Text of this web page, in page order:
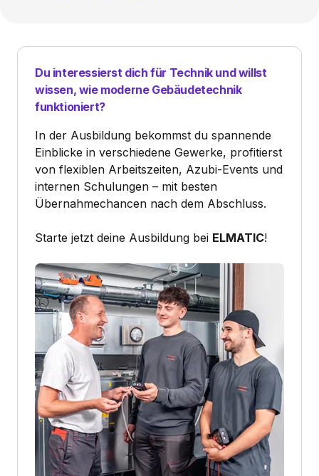
Du interessierst dich für Technik und willst
wissen, wie moderne Gebäudetechnik
funktioniert?
In der Ausbildung bekommst du spannende
Einblicke in verschiedene Gewerke, profitierst
von flexiblen Arbeitszeiten, Azubi-Events und
internen Schulungen – mit besten
Übernahmechancen nach dem Abschluss.
Starte jetzt deine Ausbildung bei ELMATIC!